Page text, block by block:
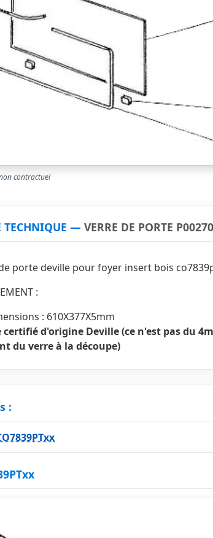
contractuel
TECHNIQUE — VERRE DE PORTE
porte deville pour foyer insert bois
:
: 610X377X5mm
certifié d'origine Deville (ce n'est pas du
du verre à la découpe)
: